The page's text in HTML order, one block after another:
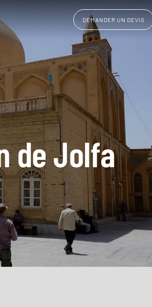
DEMANDER UN DEVIS
de Jolfa